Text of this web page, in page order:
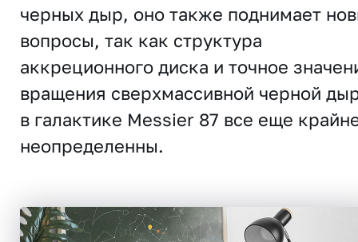
черных дыр, оно также поднимает
вопросы, так как структура
аккреционного диска и точное
вращения сверхмассивной черной
в галактике Messier 87 все еще
неопределенны.